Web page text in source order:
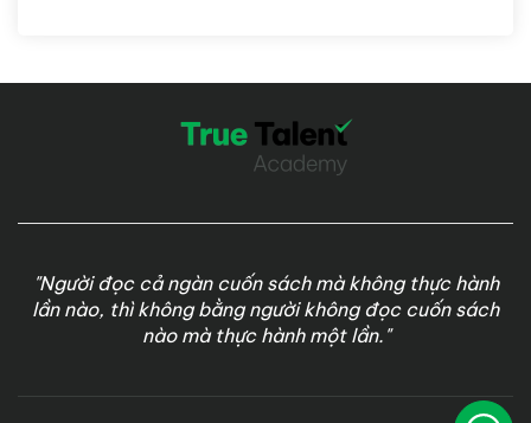
"Người đọc cả ngàn cuốn sách mà không thực hành
lần nào, thì không bằng người không đọc cuốn sách
nào mà thực hành một lần."